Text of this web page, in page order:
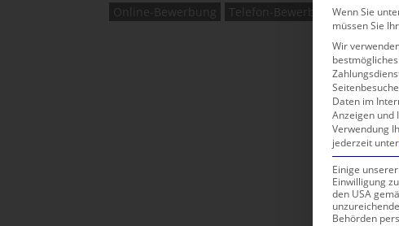
Online-Bewerbung Telefon-BewerbungWenn Sie
müssen Sie
Wir
Daten im
Anzeigen und
Verwendung
jederzeit unter
Einige
Einwilligung
den USA
Behörden